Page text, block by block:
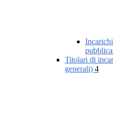
Titolari di
generali) 4